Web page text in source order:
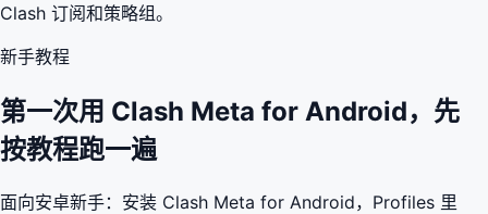
Clash 订阅和策略组。
新手教程
第一次用 Clash Meta for Android，先
按教程跑一遍
面向安卓新手：安装 Clash Meta for Android，Profiles 里